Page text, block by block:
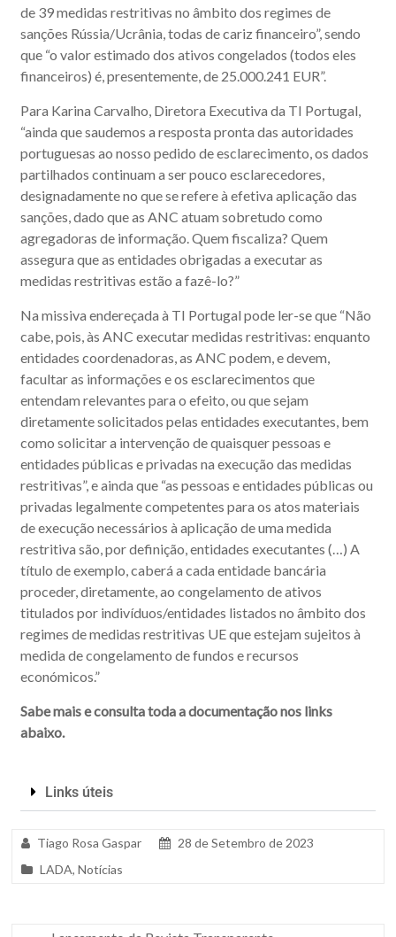
de 39 medidas restritivas no âmbito dos regimes de
sanções Rússia/Ucrânia, todas de cariz financeiro”, sendo
que “o valor estimado dos ativos congelados (todos eles
financeiros) é, presentemente, de 25.000.241 EUR”.
Para Karina Carvalho, Diretora Executiva da TI Portugal,
“ainda que saudemos a resposta pronta das autoridades
portuguesas ao nosso pedido de esclarecimento, os dados
partilhados continuam a ser pouco esclarecedores,
designadamente no que se refere à efetiva aplicação das
sanções, dado que as ANC atuam sobretudo como
agregadoras de informação. Quem fiscaliza? Quem
assegura que as entidades obrigadas a executar as
medidas restritivas estão a fazê-lo?”
Na missiva endereçada à TI Portugal pode ler-se que “Não
cabe, pois, às ANC executar medidas restritivas: enquanto
entidades coordenadoras, as ANC podem, e devem,
facultar as informações e os esclarecimentos que
entendam relevantes para o efeito, ou que sejam
diretamente solicitados pelas entidades executantes, bem
como solicitar a intervenção de quaisquer pessoas e
entidades públicas e privadas na execução das medidas
restritivas”, e ainda que “as pessoas e entidades públicas ou
privadas legalmente competentes para os atos materiais
de execução necessários à aplicação de uma medida
restritiva são, por definição, entidades executantes (…) A
título de exemplo, caberá a cada entidade bancária
proceder, diretamente, ao congelamento de ativos
titulados por indivíduos/entidades listados no âmbito dos
regimes de medidas restritivas UE que estejam sujeitos à
medida de congelamento de fundos e recursos
económicos.”
Sabe mais e consulta toda a documentação nos links
abaixo.
Links úteis
Tiago Rosa Gaspar
28 de Setembro de 2023
LADA,Notícias